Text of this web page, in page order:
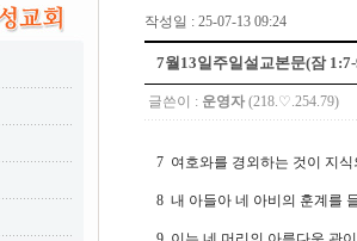
작성일 : 25-07-13 09:24
7월13일주일설교본문(잠
글쓴이 : 운영자(218.♡.254.79)
7 여호와를 경외하는 것이 지
8 내 아들아 네 아비의 훈계를